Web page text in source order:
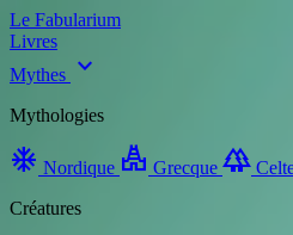
Le Fabularium
Livres
Mythes expand_more
Mythologies
ac_unit Nordique temple_hindu Grecque forest
Créatures